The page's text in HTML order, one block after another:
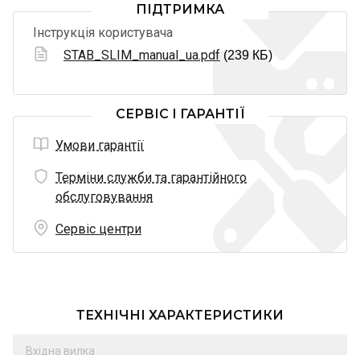
ПІДТРИМКА
Інструкція користувача
STAB_SLIM_manual_ua.pdf (239 КБ)
СЕРВІС І ГАРАНТІЇ
Умови гарантії
Терміни служби та гарантійного
обслуговування
Сервіс центри
ТЕХНІЧНІ ХАРАКТЕРИСТИКИ
Вхідна вилка